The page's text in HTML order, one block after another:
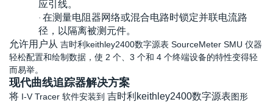
应引线。
· 在测量电阻器网络或混合电路时锁定并联电流路
径，以隔离被测元件。
允许用户从 吉时利keithley2400数字源表 SourceMeter SMU 仪器
轻松配置和绘制数据，使 2 个、3 个和 4 个终端设备的特性变得轻
而易举。
现代曲线追踪器解决方案
将 I-V Tracer 软件安装到 吉时利keithley2400数字源表图形